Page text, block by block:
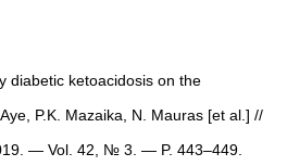
diabetic ketoacidosis on the
P.K. Mazaika, N. Mauras [et al.] //
— Vol. 42, № 3. — P. 443–449.